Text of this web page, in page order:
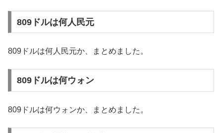
809ドルは何人民元
809ドルは何人民元か、まとめました。
809ドルは何ウォン
809ドルは何ウォンか、まとめました。